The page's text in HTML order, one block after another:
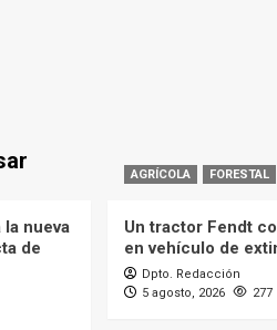
nueva
de
AGRÍCOLA FORESTAL
Un tractor Fendt
en vehículo de
Dpto. Redacción
5 agosto, 2026
277